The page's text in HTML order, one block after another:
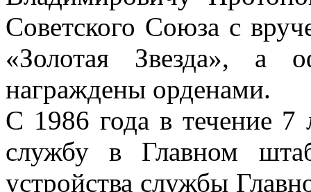
Советского Союза с
«Золотая Звезда»,
награждены орденами.
С 1986 года в течение
службу в Главном
устройства службы